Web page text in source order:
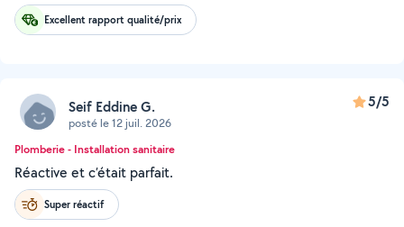
Excellent rapport qualité/prix
Seif Eddine G.
posté le 12 juil. 2026
5/5
Plomberie - Installation sanitaire
Réactive et c’était parfait.
Super réactif